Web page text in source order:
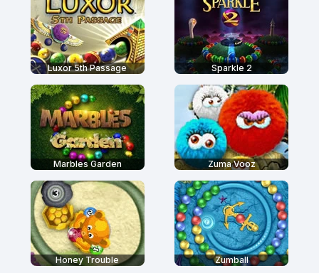
Luxor 5th Passage Sparkle 2
Marbles Garden Zuma Vooz
Honey Trouble Zumball